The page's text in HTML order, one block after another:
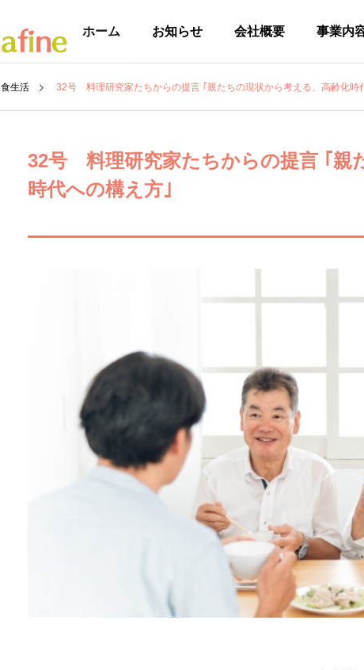
ホーム お知らせ 会社概要 事業内
COMPANY
会社情報 アクセ
食生活 32号 料理研究家たちからの提言 ｢親たちの現状から考える、高齢化時
32号 料理研究家たちからの提言 ｢親
時代への構え方｣